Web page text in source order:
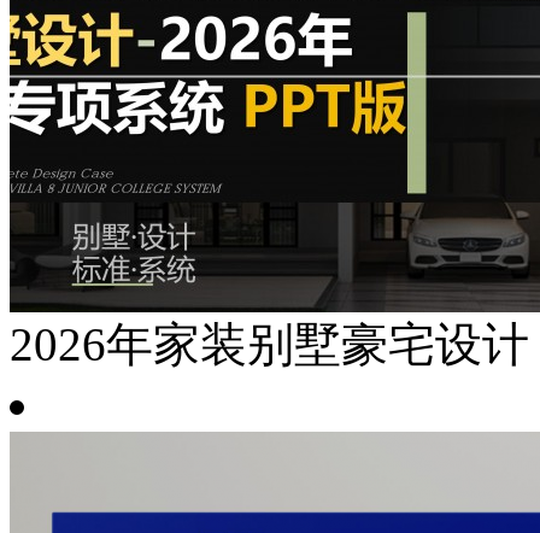
2026年家装别墅豪宅设计